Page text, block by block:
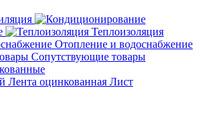
Теплоизоляция
Отопление и водоснабжение
Сопутствующие товары
Лента оцинкованная Лист